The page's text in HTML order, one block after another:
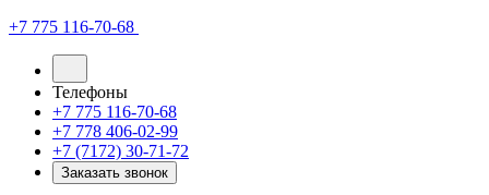
+7 775 116-70-68
Телефоны
+7 775 116-70-68
+7 778 406-02-99
+7 (7172) 30-71-72
Заказать звонок